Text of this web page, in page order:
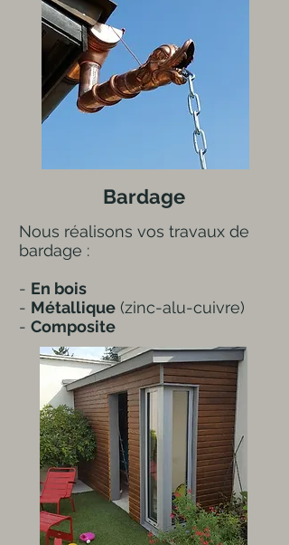
Bardage
Nous réalisons vos travaux de
bardage :
- En bois
- Métallique (zinc-alu-cuivre)
- Composite